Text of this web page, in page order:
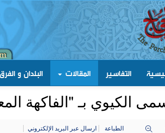
التفاسير المقالات البلدان و
الكيوي بـ "الفاكهة
الطباعة ارسال عبر البريد الإلكتروني